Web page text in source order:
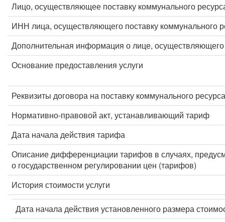
Лицо, осуществляющее поставку коммунального
ИНН лица, осуществляющего поставку коммунального
Дополнительная информация о лице, осуществляющего
Основание предоставления услуги
Реквизиты договора на поставку коммунального ресурса
Нормативно-правовой акт, устанавливающий тариф
Дата начала действия тарифа
Описание дифференциации тарифов в случаях,
о государственном регулировании цен (тарифов)
История стоимости услуги
Дата начала действия установленного размера